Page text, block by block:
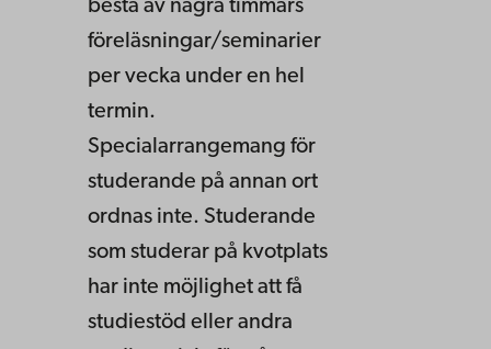
bestå av några timmars
föreläsningar/seminarier
per vecka under en hel
termin.
Specialarrangemang för
studerande på annan ort
ordnas inte. Studerande
som studerar på kvotplats
har inte möjlighet att få
studiestöd eller andra